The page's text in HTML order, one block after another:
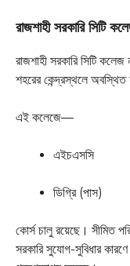
রাজশাহী সরকারি সিটি
রাজশাহী সরকারি সিটি
শহরের কেন্দ্রস্থলে অবস্থিত
এই কলেজে—
এইচএসসি
ডিগ্রি (পাস)
কোর্স চালু রয়েছে। সীমিত
সরকারি সুযোগ-সুবিধার কারণে